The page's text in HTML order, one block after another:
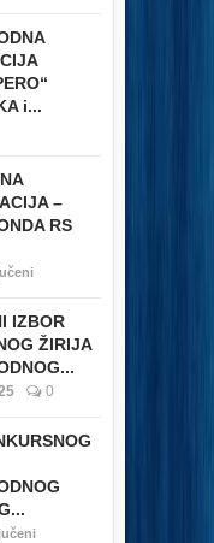
i...
–
RS
IZBOR
ŽIRIJA
0